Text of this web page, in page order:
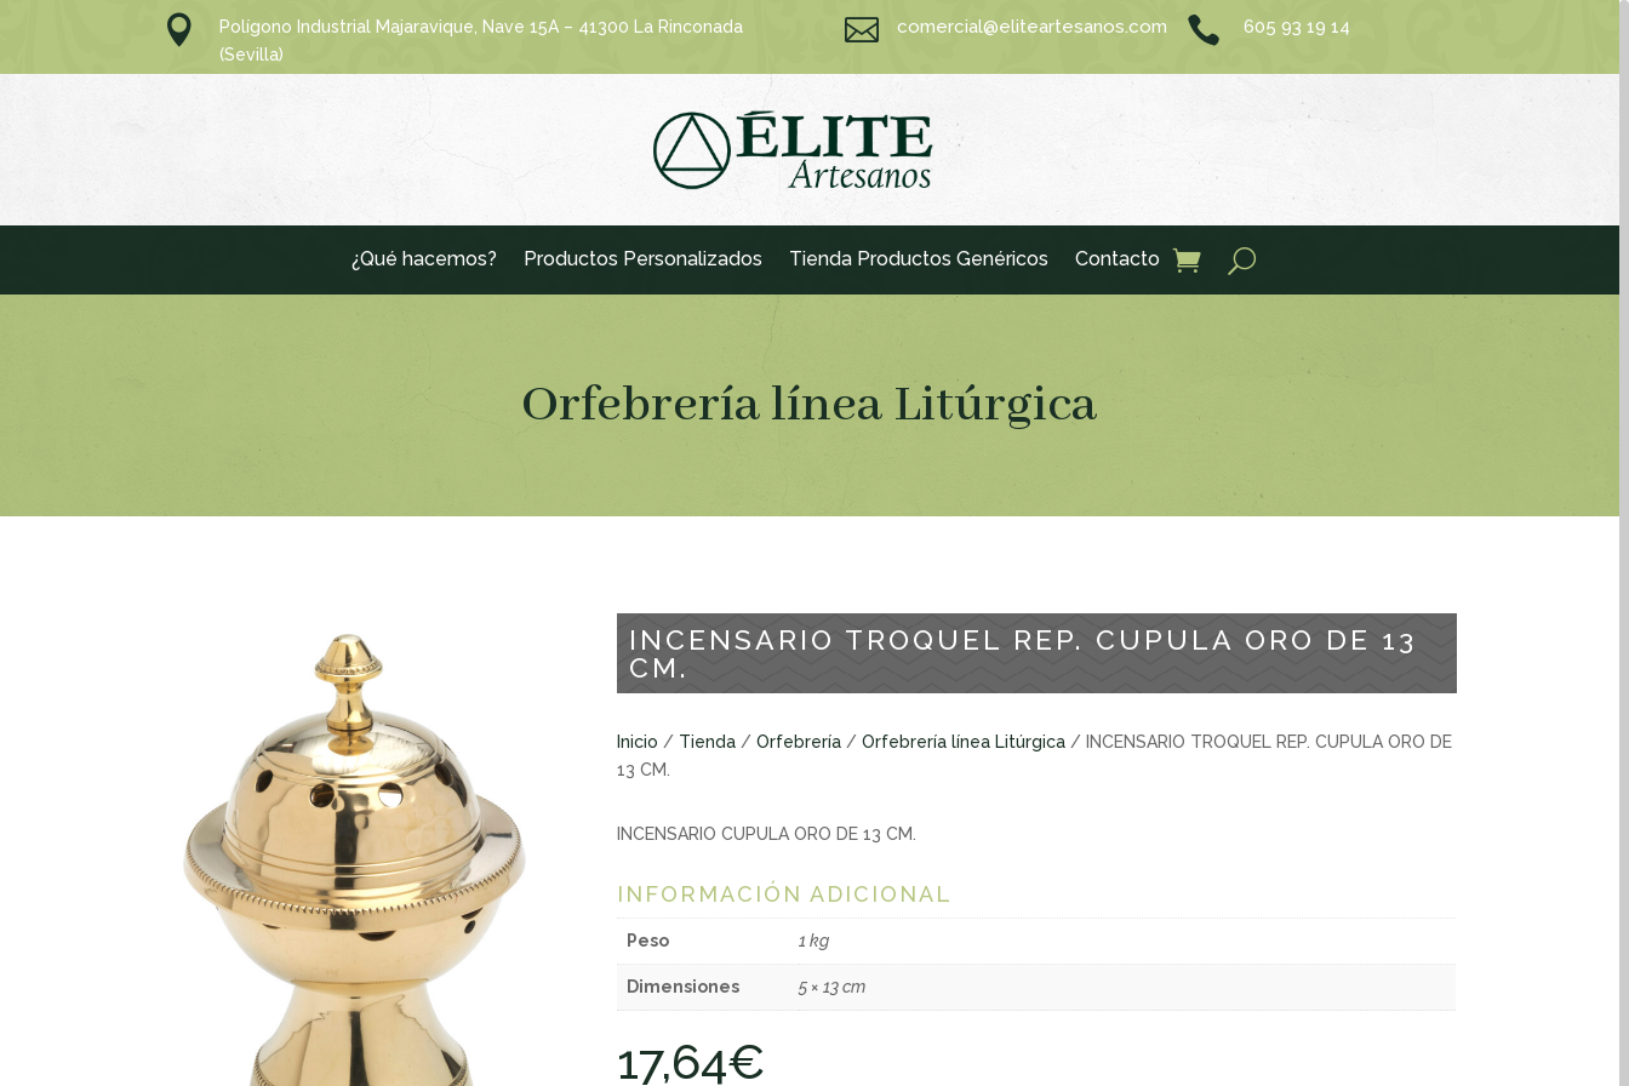

Polígono Industrial Majaravique, Nave 15A – 41300 La Rinconada
(Sevilla)
 comercial@eliteartesanos.com  605 93 19 14
¿Qué hacemos? Productos Personalizados Tienda Productos Genéricos Contacto
Orfebrería línea Litúrgica
INCENSARIO TROQUEL REP. CUPULA ORO DE 13
CM.
Inicio / Tienda /Orfebrería /Orfebrería línea Litúrgica / INCENSARIO TROQUEL REP. CUPULA ORO DE
13 CM.
INCENSARIO CUPULA ORO DE 13 CM.
INFORMACIÓN ADICIONAL
Peso 1 kg
Dimensiones 5 × 13 cm
17,64€